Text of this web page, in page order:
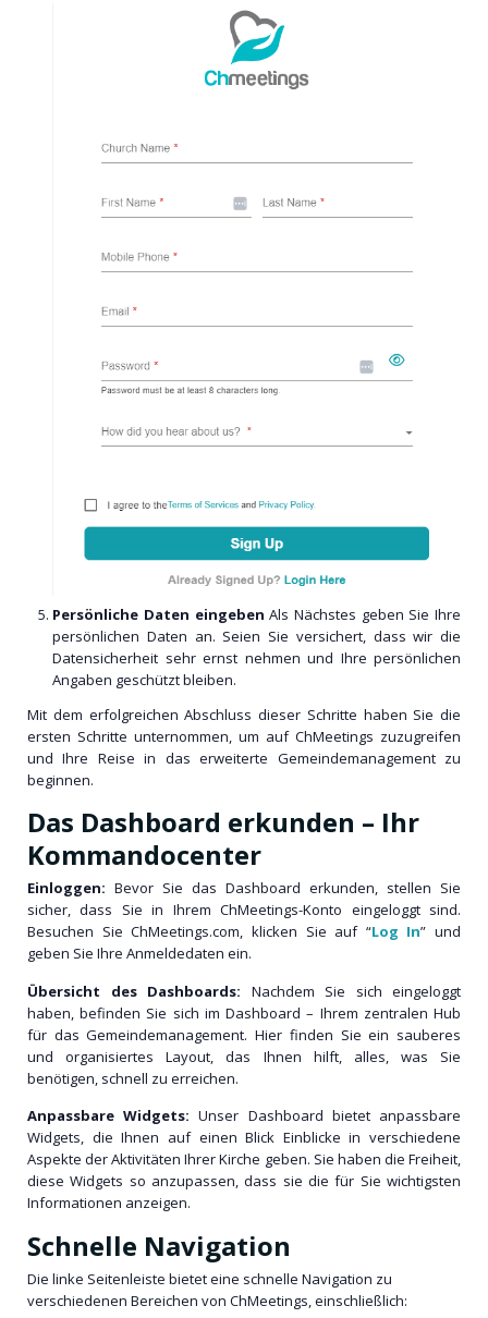
Persönliche Daten eingebenAls Nächstes geben Sie Ihre
persönlichen Daten an. Seien Sie versichert, dass wir die
Datensicherheit sehr ernst nehmen und Ihre persönlichen
Angaben geschützt bleiben.
Mit dem erfolgreichen Abschluss dieser Schritte haben Sie die
ersten Schritte unternommen, um auf ChMeetings zuzugreifen
und Ihre Reise in das erweiterte Gemeindemanagement zu
beginnen.
Das Dashboard erkunden – Ihr
Kommandocenter
Einloggen: Bevor Sie das Dashboard erkunden, stellen Sie
sicher, dass Sie in Ihrem ChMeetings-Konto eingeloggt sind.
Besuchen Sie ChMeetings.com, klicken Sie auf “Log In” und
geben Sie Ihre Anmeldedaten ein.
Übersicht des Dashboards: Nachdem Sie sich eingeloggt
haben, befinden Sie sich im Dashboard – Ihrem zentralen Hub
für das Gemeindemanagement. Hier finden Sie ein sauberes
und organisiertes Layout, das Ihnen hilft, alles, was Sie
benötigen, schnell zu erreichen.
Anpassbare Widgets:Unser Dashboard bietet anpassbare
Widgets, die Ihnen auf einen Blick Einblicke in verschiedene
Aspekte der Aktivitäten Ihrer Kirche geben. Sie haben die Freiheit,
diese Widgets so anzupassen, dass sie die für Sie wichtigsten
Informationen anzeigen.
Schnelle Navigation
Die linke Seitenleiste bietet eine schnelle Navigation zu
verschiedenen Bereichen von ChMeetings, einschließlich: